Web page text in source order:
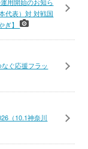
代表）対 対戦国
ぎ】
ぐ応援フラッ
（10.1神奈川